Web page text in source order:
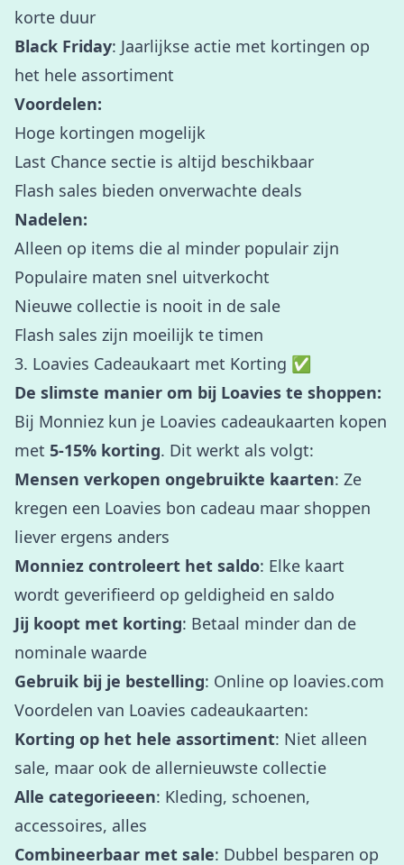
korte duur
Black Friday: Jaarlijkse actie met kortingen op
het hele assortiment
Voordelen:
Hoge kortingen mogelijk
Last Chance sectie is altijd beschikbaar
Flash sales bieden onverwachte deals
Nadelen:
Alleen op items die al minder populair zijn
Populaire maten snel uitverkocht
Nieuwe collectie is nooit in de sale
Flash sales zijn moeilijk te timen
3. Loavies Cadeaukaart met Korting ✅
De slimste manier om bij Loavies te shoppen:
Bij Monniez kun je Loavies cadeaukaarten kopen
met 5-15% korting. Dit werkt als volgt:
Mensen verkopen ongebruikte kaarten: Ze
kregen een Loavies bon cadeau maar shoppen
liever ergens anders
Monniez controleert het saldo: Elke kaart
wordt geverifieerd op geldigheid en saldo
Jij koopt met korting: Betaal minder dan de
nominale waarde
Gebruik bij je bestelling: Online op loavies.com
Voordelen van Loavies cadeaukaarten:
Korting op het hele assortiment: Niet alleen
sale, maar ook de allernieuwste collectie
Alle categorieeen: Kleding, schoenen,
accessoires, alles
Combineerbaar met sale: Dubbel besparen op